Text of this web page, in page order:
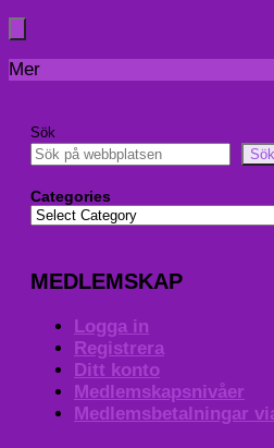
Mer
Sök
Sök
Categories
MEDLEMSKAP
Logga in
Registrera
Ditt konto
Medlemskapsnivåer
Medlemsbetalningar